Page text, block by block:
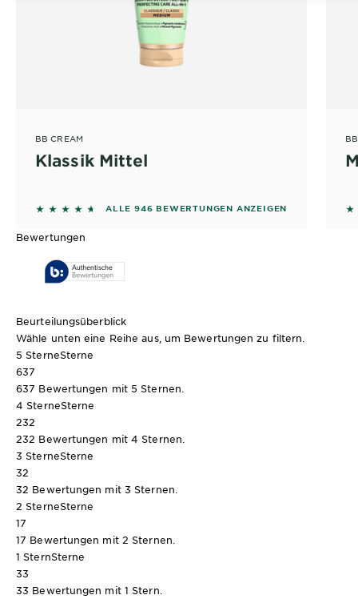
BB CREAM
Klassik Mittel
4.4979 out of 5 stars based on reviews
ALLE 946 BEWERTUNGEN ANZEIGEN
Bewertungen
Beurteilungsüberblick
Wähle unten eine Reihe aus, um Bewertungen zu filtern.
5 SterneSterne
637
637 Bewertungen mit 5 Sternen.
4 SterneSterne
232
232 Bewertungen mit 4 Sternen.
3 SterneSterne
32
32 Bewertungen mit 3 Sternen.
2 SterneSterne
17
17 Bewertungen mit 2 Sternen.
1 SternSterne
33
33 Bewertungen mit 1 Stern.